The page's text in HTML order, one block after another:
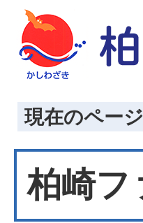
現在のページ
柏崎フ